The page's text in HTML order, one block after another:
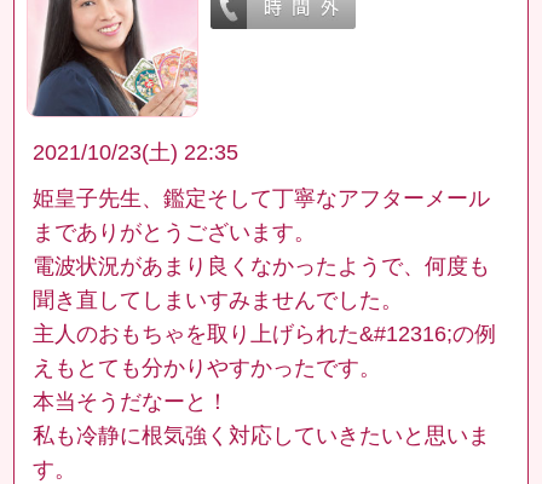
2021/10/23(土) 22:35
姫皇子先生、鑑定そして丁寧なアフターメール
までありがとうございます。
電波状況があまり良くなかったようで、何度も
聞き直してしまいすみませんでした。
主人のおもちゃを取り上げられた&#12316;の例
えもとても分かりやすかったです。
本当そうだなーと！
私も冷静に根気強く対応していきたいと思いま
す。